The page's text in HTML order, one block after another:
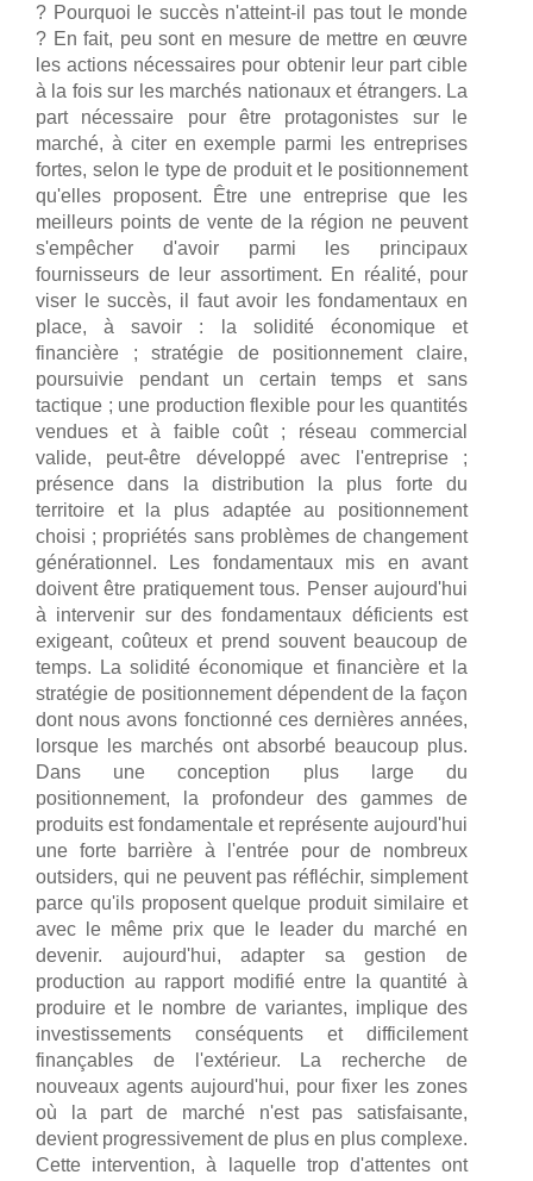
? Pourquoi le succès n'atteint-il pas tout le monde
? En fait, peu sont en mesure de mettre en œuvre
les actions nécessaires pour obtenir leur part cible
à la fois sur les marchés nationaux et étrangers. La
part nécessaire pour être protagonistes sur le
marché, à citer en exemple parmi les entreprises
fortes, selon le type de produit et le positionnement
qu'elles proposent. Être une entreprise que les
meilleurs points de vente de la région ne peuvent
s'empêcher d'avoir parmi les principaux
fournisseurs de leur assortiment. En réalité, pour
viser le succès, il faut avoir les fondamentaux en
place, à savoir : la solidité économique et
financière ; stratégie de positionnement claire,
poursuivie pendant un certain temps et sans
tactique ; une production flexible pour les quantités
vendues et à faible coût ; réseau commercial
valide, peut-être développé avec l'entreprise ;
présence dans la distribution la plus forte du
territoire et la plus adaptée au positionnement
choisi ; propriétés sans problèmes de changement
générationnel. Les fondamentaux mis en avant
doivent être pratiquement tous. Penser aujourd'hui
à intervenir sur des fondamentaux déficients est
exigeant, coûteux et prend souvent beaucoup de
temps. La solidité économique et financière et la
stratégie de positionnement dépendent de la façon
dont nous avons fonctionné ces dernières années,
lorsque les marchés ont absorbé beaucoup plus.
Dans une conception plus large du
positionnement, la profondeur des gammes de
produits est fondamentale et représente aujourd'hui
une forte barrière à l'entrée pour de nombreux
outsiders, qui ne peuvent pas réfléchir, simplement
parce qu'ils proposent quelque produit similaire et
avec le même prix que le leader du marché en
devenir. aujourd'hui, adapter sa gestion de
production au rapport modifié entre la quantité à
produire et le nombre de variantes, implique des
investissements conséquents et difficilement
finançables de l'extérieur. La recherche de
nouveaux agents aujourd'hui, pour fixer les zones
où la part de marché n'est pas satisfaisante,
devient progressivement de plus en plus complexe.
Cette intervention, à laquelle trop d'attentes ont